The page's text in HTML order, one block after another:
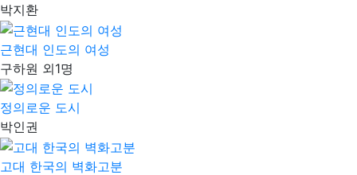
박지환
근현대 인도의 여성
구하원 외1명
정의로운 도시
박인권
고대 한국의 벽화고분